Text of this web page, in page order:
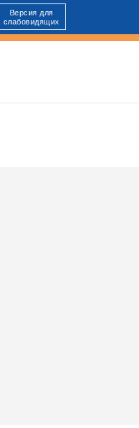
Версия для
слабовидящих